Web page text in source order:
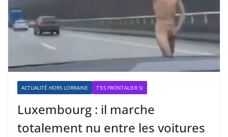
ACTUALITÉ HORS LORRAINE T'ES FRONTALIER SI
Luxembourg : il marche
totalement nu entre les voitures